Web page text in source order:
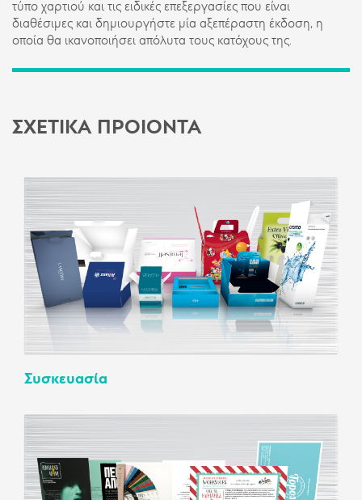
τύπο χαρτιού και τις ειδικές επεξεργασίες που είναι
διαθέσιμες και δημιουργήστε μία αξεπέραστη έκδοση, η
οποία θα ικανοποιήσει απόλυτα τους κατόχους της.
ΣΧΕΤΙΚΑ ΠΡΟΙΟΝΤΑ
Συσκευασία